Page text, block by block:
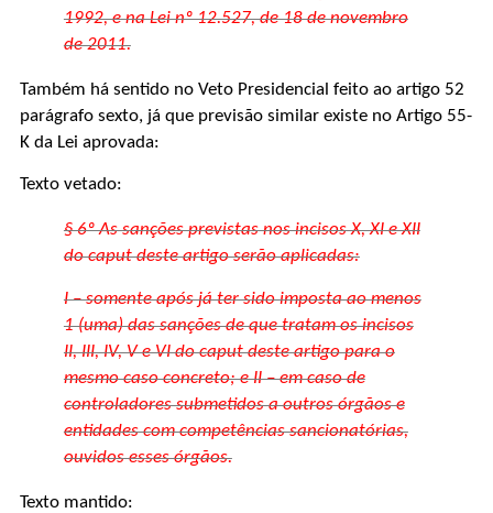
1992, e na Lei nº 12.527, de 18 de novembro
de 2011.
Também há sentido no Veto Presidencial feito ao artigo 52
parágrafo sexto, já que previsão similar existe no Artigo 55-
K da Lei aprovada:
Texto vetado:
§ 6º As sanções previstas nos incisos X, XI e XII
do caput deste artigo serão aplicadas:
I – somente após já ter sido imposta ao menos
1 (uma) das sanções de que tratam os incisos
II, III, IV, V e VI do caput deste artigo para o
mesmo caso concreto; e II – em caso de
controladores submetidos a outros órgãos e
entidades com competências sancionatórias,
ouvidos esses órgãos.
Texto mantido: